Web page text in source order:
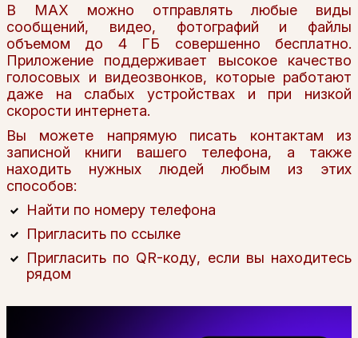
В MAX можно отправлять любые виды
сообщений, видео, фотографий и файлы
объемом до 4 ГБ совершенно бесплатно.
Приложение поддерживает высокое качество
голосовых и видеозвонков, которые работают
даже на слабых устройствах и при низкой
скорости интернета.
Вы можете напрямую писать контактам из
записной книги вашего телефона, а также
находить нужных людей любым из этих
способов:
Найти по номеру телефона
Пригласить по ссылке
Пригласить по QR-коду, если вы находитесь
рядом